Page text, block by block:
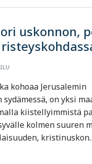
uskonnon,
kohoaa Jerusalemin
on yksi
kiistellyimmistä
kolmen suuren